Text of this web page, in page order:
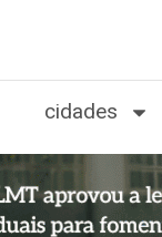
cidades